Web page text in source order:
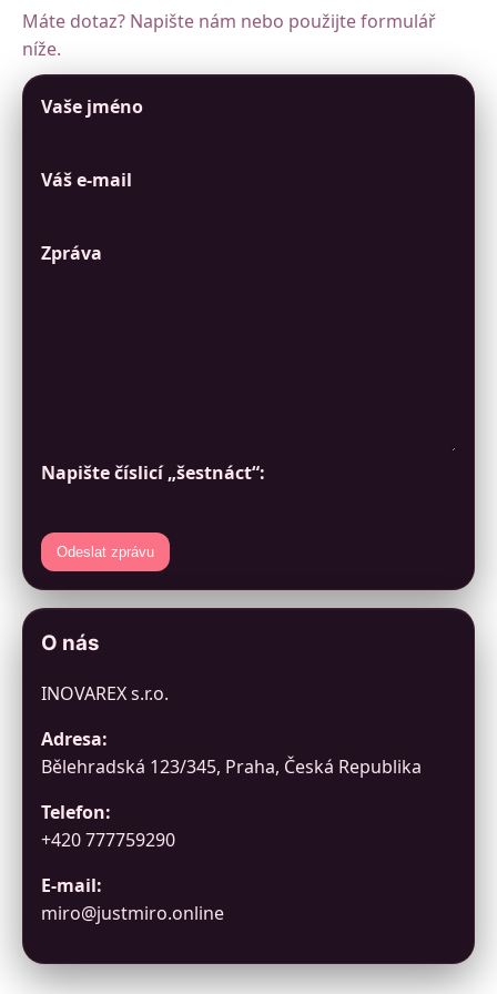
Máte dotaz? Napište nám nebo použijte formulář
níže.
Vaše jméno
Váš e-mail
Zpráva
Napište číslicí „šestnáct“:
Odeslat zprávu
O nás
INOVAREX s.r.o.
Adresa:
Bělehradská 123/345, Praha, Česká Republika
Telefon:
+420 777759290
E-mail:
miro@justmiro.online